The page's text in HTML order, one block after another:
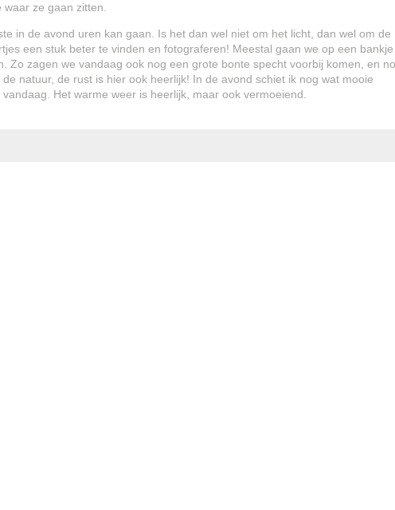
ze gaan zitten.
in de avond uren kan gaan. Is het dan wel niet om het licht, dan wel om de
een stuk beter te vinden en fotograferen! Meestal gaan we op een bankje
Zo zagen we vandaag ook nog een grote bonte specht voorbij komen, en
natuur, de rust is hier ook heerlijk! In de avond schiet ik nog wat mooie
Het warme weer is heerlijk, maar ook vermoeiend.